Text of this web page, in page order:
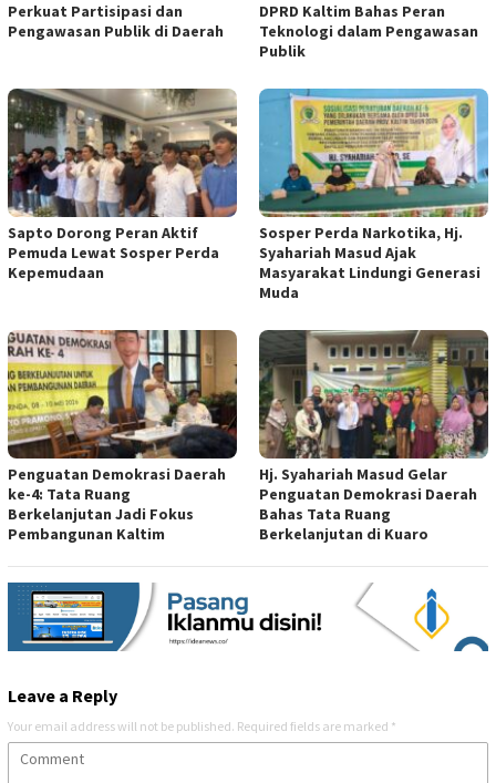
Perkuat Partisipasi dan
Pengawasan Publik di Daerah
DPRD Kaltim Bahas Peran
Teknologi dalam Pengawasan
Publik
Sapto Dorong Peran Aktif
Pemuda Lewat Sosper Perda
Kepemudaan
Sosper Perda Narkotika, Hj.
Syahariah Masud Ajak
Masyarakat Lindungi Generasi
Muda
Penguatan Demokrasi Daerah
ke-4: Tata Ruang
Berkelanjutan Jadi Fokus
Pembangunan Kaltim
Hj. Syahariah Masud Gelar
Penguatan Demokrasi Daerah
Bahas Tata Ruang
Berkelanjutan di Kuaro
Leave a Reply
Your email address will not be published. Required fields are marked *